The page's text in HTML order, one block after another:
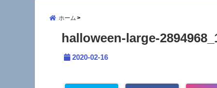
ホーム
halloween-large-
2020-02-16